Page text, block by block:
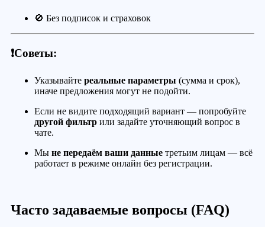
🚫 Без подписок и страховок
❗️Советы:
Указывайте реальные параметры (сумма и срок),
иначе предложения могут не подойти.
Если не видите подходящий вариант — попробуйте
другой фильтр или задайте уточняющий вопрос в
чате.
Мы не передаём ваши данные третьим лицам — всё
работает в режиме онлайн без регистрации.
Часто задаваемые вопросы (FAQ)